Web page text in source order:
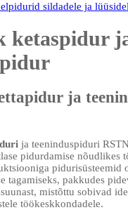
sildadele ja
ketaspidur
ja
ja teeninduspiduri
pidurdamise nõudlikes
pidurisüsteemid
tagamiseks, pakkudes
mistõttu sobivad
töökeskkondadele.